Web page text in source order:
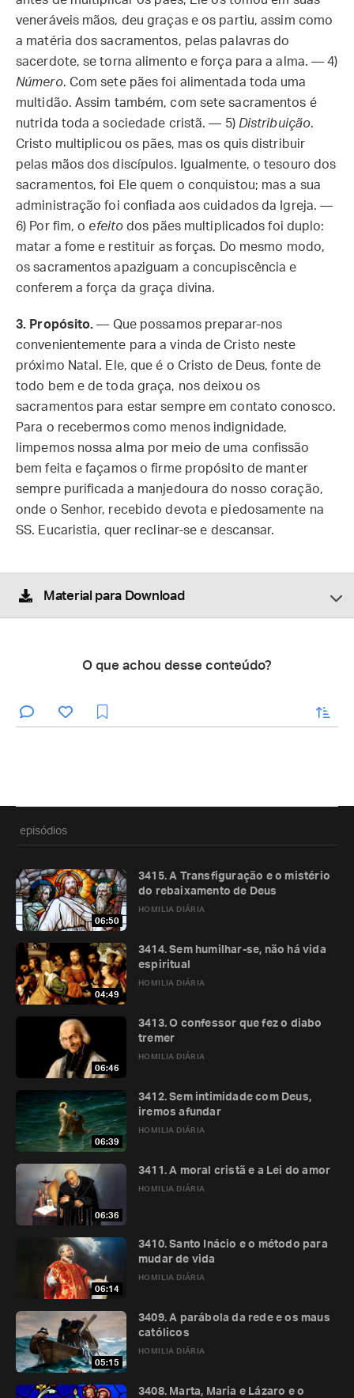
veneráveis mãos, deu graças e os partiu, assim como
a matéria dos sacramentos, pelas palavras do
sacerdote, se torna alimento e força para a alma. — 4)
Número. Com sete pães foi alimentada toda uma
multidão. Assim também, com sete sacramentos é
nutrida toda a sociedade cristã. — 5) Distribuição.
Cristo multiplicou os pães, mas os quis distribuir
pelas mãos dos discípulos. Igualmente, o tesouro dos
sacramentos, foi Ele quem o conquistou; mas a sua
administração foi confiada aos cuidados da Igreja. —
6) Por fim, o efeito dos pães multiplicados foi duplo:
matar a fome e restituir as forças. Do mesmo modo,
os sacramentos apaziguam a concupiscência e
conferem a força da graça divina.
3. Propósito. — Que possamos preparar-nos
convenientemente para a vinda de Cristo neste
próximo Natal. Ele, que é o Cristo de Deus, fonte de
todo bem e de toda graça, nos deixou os
sacramentos para estar sempre em contato conosco.
Para o recebermos como menos indignidade,
limpemos nossa alma por meio de uma confissão
bem feita e façamos o firme propósito de manter
sempre purificada a manjedoura do nosso coração,
onde o Senhor, recebido devota e piedosamente na
SS. Eucaristia, quer reclinar-se e descansar.
Material para Download
O que achou desse conteúdo?
enviar
episódios
06:50
HOMILIA DIÁRIA
3415. A Transfiguração e o mistério
do rebaixamento de Deus
04:49
HOMILIA DIÁRIA
3414. Sem humilhar-se, não há vida
espiritual
06:46
HOMILIA DIÁRIA
3413. O confessor que fez o diabo
tremer
06:39
HOMILIA DIÁRIA
3412. Sem intimidade com Deus,
iremos afundar
06:36
HOMILIA DIÁRIA
3411. A moral cristã e a Lei do amor
06:14
HOMILIA DIÁRIA
3410. Santo Inácio e o método para
mudar de vida
05:15
HOMILIA DIÁRIA
3409. A parábola da rede e os maus
católicos
3408. Marta, Maria e Lázaro e o